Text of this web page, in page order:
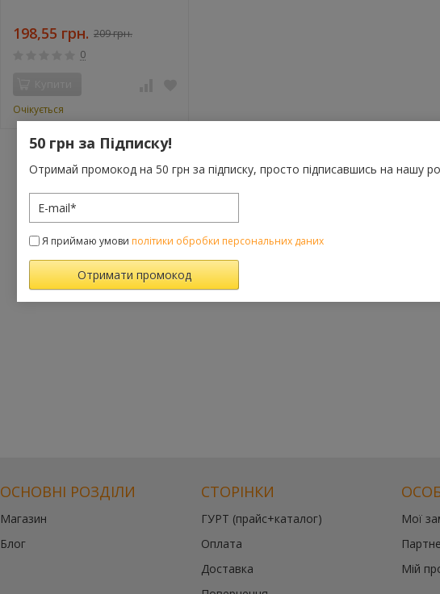
198,55 грн. 209 грн.
0
Очікується
ОСНОВНІ РОЗДІЛИ
Магазин
Блог
СТОРІНКИ
ГУРТ (прайс+каталог)
Оплата
Доставка
Мої
Мій
50 грн за Підписку!
Отримай промокод на 50 грн за підписку, просто підписавшись на нашу
Я приймаю умови політики обробки персональних даних